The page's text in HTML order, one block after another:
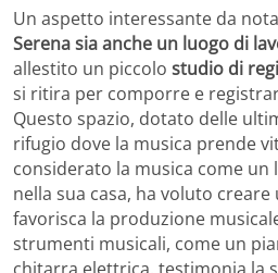
Un aspetto interessante da
Serena sia anche un luogo di
allestito un piccolo studio di
si ritira per comporre e
Questo spazio, dotato delle
rifugio dove la musica prende
considerato la musica come un
nella sua casa, ha voluto
favorisca la produzione
strumenti musicali, come un